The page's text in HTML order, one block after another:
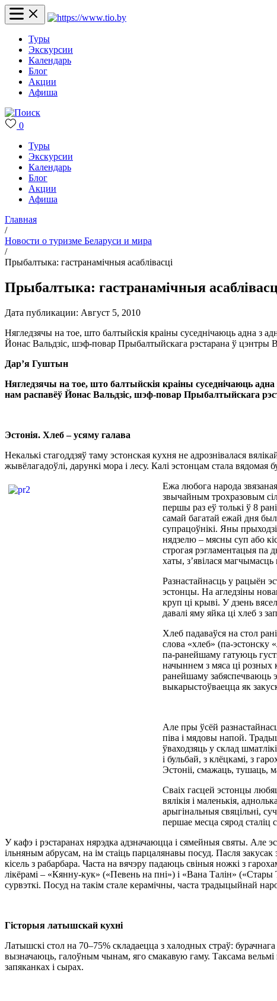
Туры
Экскурсии
Календарь
Блог
Акции
Афиша
0
Туры
Экскурсии
Календарь
Блог
Акции
Афиша
Главная
/
Новости о туризме Беларуси и мира
/
Прыбалтыка: гастранамічныя асаблівасці
Прыбалтыка: гастранамічныя
Дата публикации: Август 5, 2010
Нягледзячы на тое, што балтыйскія краіны суседнічаюць адна з
Йонас Вальдзіс, шэф-повар Прыбалтыйскага рэстарана ў цэнтры
Дар’я Гуштын
Нягледзячы на тое, што балтыйскія краіны суседнічаюць
нам распавёў Йонас Вальдзіс, шэф-повар Прыбалтыйскага
Эстонія. Хлеб – усяму галава
Некалькі стагоддзяў таму эстонская кухня не адрознівалася
жывёлагадоўлі, дарункі мора і лесу. Калі эстонцам стала вядомая
Ежа любога народа
звычайным трохразовым
першы раз еў толькі ў 8
самай багатай ежай дня
супрацоўнікі. Яны
нядзелю – мясны суп або
строгая рэгламентацыя па
хаты, з’явілася
Разнастайнасць у рацыён
эстонцы. На агледзіны
круп ці крыві. У дзень
давалі яму яйка ці хлеб з
Хлеб падаваўся на стол
слова «хлеб» (па-эстонску
па-ранейшаму гатуюць
начыннем з мяса ці розных
ранейшаму забяспечваюць
выкарыстоўваецца як
Але пры ўсёй
піва і мядовы напой.
ўваходзяць у склад
і бульбай, з клёцкамі, з
Эстоніі, смажаць, тушаць,
Сваіх гасцей эстонцы
вялікія і маленькія,
арыгінальныя свяцільні,
першае месца сярод сталіц
У кафэ і рэстаранах нярэдка адзначаюцца і сямейныя святы. Але
ільняным абрусам, на ім стаіць парцалянавы посуд. Пасля
кісель з рабарбара. Часта на вячэру падаюць свіныя ножкі з
лікёрамі – «Кянну-кук» («Певень на пні») і «Вана Талін»
сурвэткі. Посуд на такім стале керамічны, часта традыцыйнай
Гісторыя латышскай кухні
Латышскі стол на 70–75% складаецца з халодных страў:
вызначаюць, галоўным чынам, яго смакавую гаму. Таксама
запяканках і сырах.